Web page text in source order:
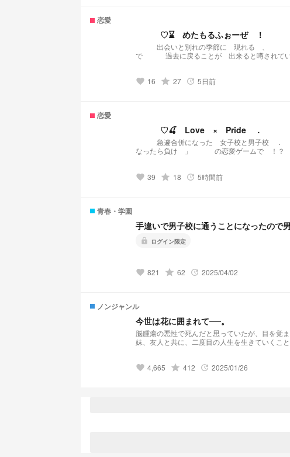
恋愛
♡⌛️ めたもるふぉーぜ ！
出会いと別れの季節に 現れる 、
で 過去に戻ることが 出来ると噂され
favorite 16 grade 27 update 5日前
恋愛
♡🍒 Love × Pride ．
急遽合併になった 女子校と男子校
なったら負け 」 の恋愛ゲームで ！？ プライドと誇りを懸けた 惚れさせ合いの戦いが 今始ま
favorite 39 grade 18 update 5時間前
青春・学園
手違いで男子校に通うことになったので
lock ログイン限定
favorite 821 grade 62 update 2025/04/02
ノンジャンル
今世は花に囲まれて──。
脳腫瘍の悪性で死んだと思っていたが、目を覚
妹、友人と共に、二度目の人生を生きていくことに決めた。 ◇◆◇ 一応これの続
favorite 4,665 grade 412 update 2025/01/26